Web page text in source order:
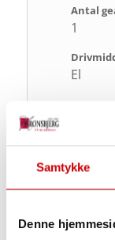
Samtykke
Denne
Antal
1
El
214hk